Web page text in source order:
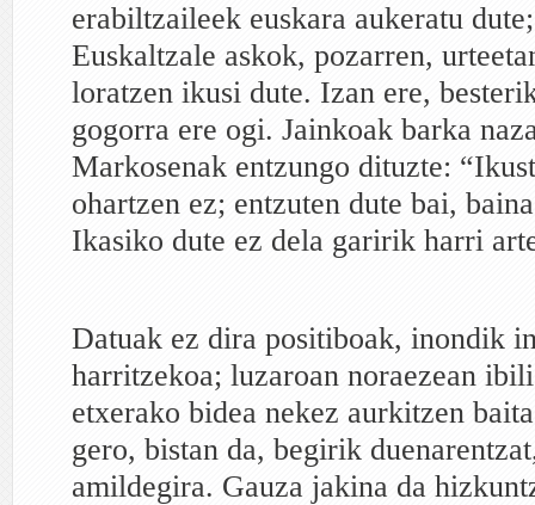
erabiltzaileek euskara aukeratu
Euskaltzale askok, pozarren,
loratzen ikusi dute. Izan ere,
gogorra ere ogi. Jainkoak barka
Markosenak entzungo dituzte:
ohartzen ez; entzuten dute bai,
Ikasiko dute ez dela garirik harri
Datuak ez dira positiboak, inondik
harritzekoa; luzaroan noraezean
etxerako bidea nekez aurkitzen
gero, bistan da, begirik
amildegira. Gauza jakina da